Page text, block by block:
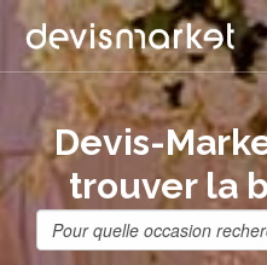
Devis-
trouver la